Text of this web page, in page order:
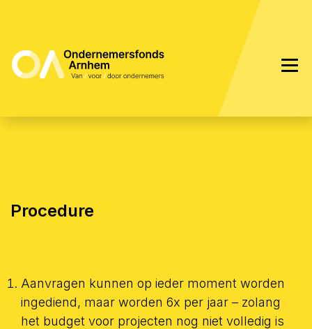
Procedure
Aanvragen kunnen op ieder moment worden
ingediend, maar worden 6x per jaar – zolang
het budget voor projecten nog niet volledig is